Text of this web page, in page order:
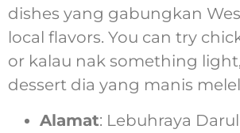
dishes yang gabungkan
local flavors. You can try
or kalau nak something
dessert dia yang manis
Alamat: Lebuhraya